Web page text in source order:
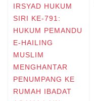
IRSYAD HUKUM
SIRI KE-791:
HUKUM PEMANDU
E-HAILING
MUSLIM
MENGHANTAR
PENUMPANG KE
RUMAH IBADAT